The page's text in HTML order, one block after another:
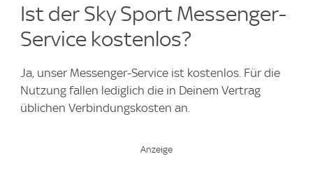
Ist der Sky Sport Messenger-
Service kostenlos?
Ja, unser Messenger-Service ist kostenlos. Für die
Nutzung fallen lediglich die in Deinem Vertrag
üblichen Verbindungskosten an.